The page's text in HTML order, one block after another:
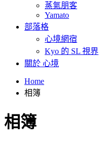
蒸氣朋客
Yamato
部落格
心境網宿
Kyo 的 SL 視界
關於 心境
Home
相簿
相簿